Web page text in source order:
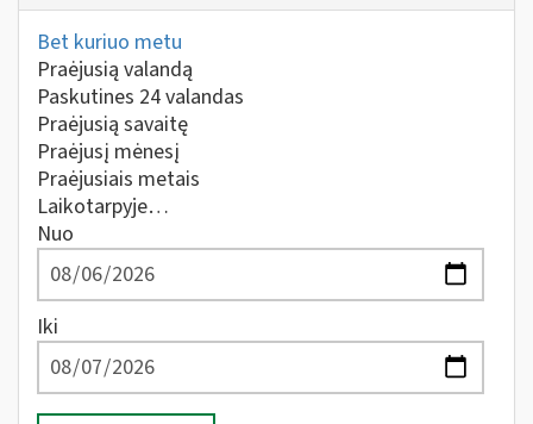
Bet kuriuo metu
Praėjusią valandą
Paskutines 24 valandas
Praėjusią savaitę
Praėjusį mėnesį
Praėjusiais metais
Laikotarpyje…
Nuo
Iki